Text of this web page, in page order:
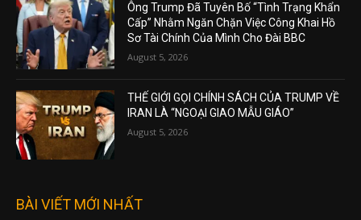
Ông Trump Đã Tuyên Bố “Tình Trạng Khẩn
Cấp” Nhằm Ngăn Chặn Việc Công Khai Hồ
Sơ Tài Chính Của Mình Cho Đài BBC
August 5, 2026
THẾ GIỚI GỌI CHÍNH SÁCH CỦA TRUMP VỀ
IRAN LÀ “NGOẠI GIAO MẪU GIÁO”
August 5, 2026
BÀI VIẾT MỚI NHẤT